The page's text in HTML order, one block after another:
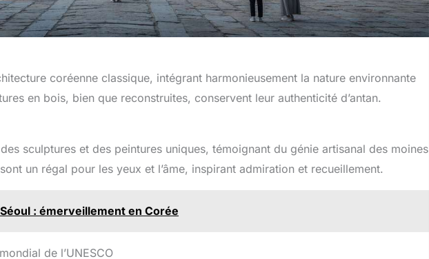
coréenne classique, intégrant harmonieusement la nature environnante
en bois, bien que reconstruites, conservent leur authenticité d’antan.
sculptures et des peintures uniques, témoignant du génie artisanal des moines
un régal pour les yeux et l’âme, inspirant admiration et recueillement.
: émerveillement en Corée
de l’UNESCO